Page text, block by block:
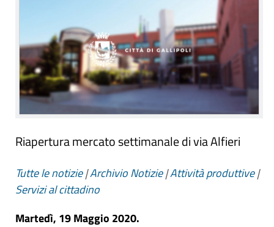
Riapertura mercato settimanale di via Alfieri
Tutte le notizie|Archivio Notizie|Attività produttive|
Servizi al cittadino
Martedì, 19 Maggio 2020.